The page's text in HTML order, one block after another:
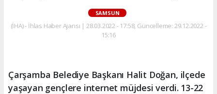
SAMSUN
(İHA) - İhlas Haber Ajansı | 28.03.2022 - 17:58, Güncelleme: 29.12.2022 -
15:16
Çarşamba Belediye Başkanı Halit Doğan, ilçede
yaşayan gençlere internet müjdesi verdi. 13-22